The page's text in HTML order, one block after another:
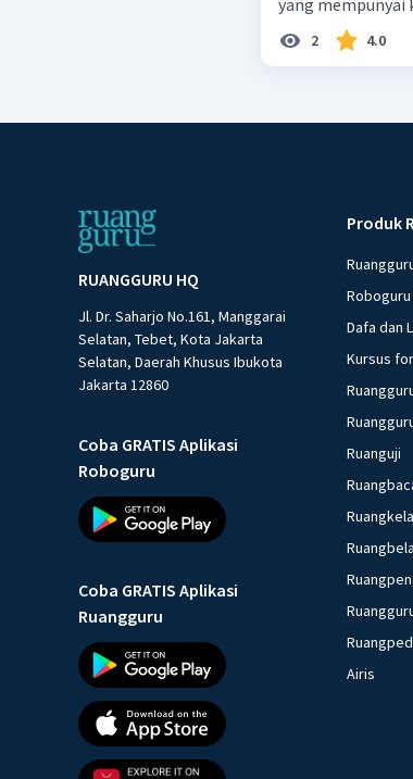
2 4.0
RUANGGURU HQ
Jl. Dr. Saharjo No.161, Manggarai
Selatan, Tebet, Kota Jakarta
Selatan, Daerah Khusus Ibukota
Jakarta 12860
Coba GRATIS Aplikasi
Roboguru
Coba GRATIS Aplikasi
Ruangguru
Produk
Roboguru
Dafa dan
Kursus
Ruanguji
Airis